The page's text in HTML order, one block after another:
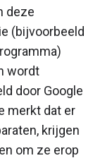
deze
(bijvoorbeeld
wordt
door Google
merkt dat er
krijgen
om ze erop